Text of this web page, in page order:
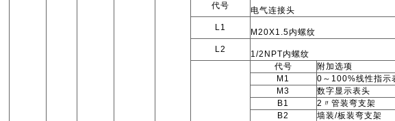
代号
电气连接头
L1
M20X1.5内螺纹
L2
1/2NPT内螺纹
代号
附加选项
M1
0～ 100%线性指示
M3
数字显示表头
B1
2〃管装弯支架
B2
墙装/板装弯支架